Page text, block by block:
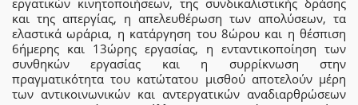
εργατικών κινητοποιήσεων, της συνδικαλιστικής δράσης
και της απεργίας, η απελευθέρωση των απολύσεων, τα
ελαστικά ωράρια, η κατάργηση του 8ώρου και η θέσπιση
6ήμερης και 13ώρης εργασίας, η ενταντικοποίηση των
συνθηκών εργασίας και η συρρίκνωση στην
πραγματικότητα του κατώτατου μισθού αποτελούν μέρη
των αντικοινωνικών και αντεργατικών αναδιαρθρώσεων